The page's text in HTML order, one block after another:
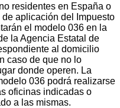
residentes en España o
aplicación del Impuesto
el modelo 036 en la
la Agencia Estatal de
al domicilio
caso de que no lo
donde operen. La
036 podrá realizarse
oficinas indicadas o
a las mismas.